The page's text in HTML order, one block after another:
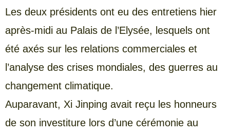
Les deux présidents ont eu des entretiens hier
après-midi au Palais de l’Elysée, lesquels ont
été axés sur les relations commerciales et
l’analyse des crises mondiales, des guerres au
changement climatique.
Auparavant, Xi Jinping avait reçu les honneurs
de son investiture lors d’une cérémonie au